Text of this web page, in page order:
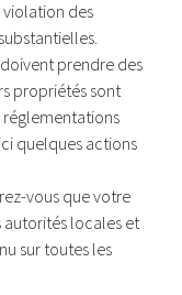
des
prendre des
propriétés sont
réglementations
quelques actions
vous que votre
autorités locales et
sur toutes les